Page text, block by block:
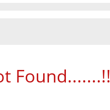
Found.......!!